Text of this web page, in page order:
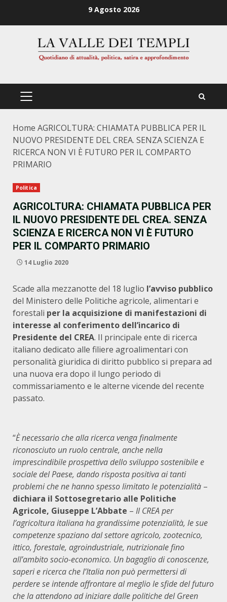
9 Agosto 2026
PRIMÄRES
Home AGRICOLTURA: CHIAMATA PUBBLICA PER IL
NUOVO PRESIDENTE DEL CREA. SENZA SCIENZA E
RICERCA NON VI È FUTURO PER IL COMPARTO
PRIMARIO
Politica
AGRICOLTURA: CHIAMATA PUBBLICA PER
IL NUOVO PRESIDENTE DEL CREA. SENZA
SCIENZA E RICERCA NON VI È FUTURO
PER IL COMPARTO PRIMARIO
14 Luglio 2020
Scade alla mezzanotte del 18 luglio l’avviso pubblico
del Ministero delle Politiche agricole, alimentari e
forestali per la acquisizione di manifestazioni di
interesse al conferimento dell’incarico di
Presidente del CREA. Il principale ente di ricerca
italiano dedicato alle filiere agroalimentari con
personalità giuridica di diritto pubblico si prepara ad
una nuova era dopo il lungo periodo di
commissariamento e le alterne vicende del recente
passato.
“È necessario che alla ricerca venga finalmente
riconosciuto un ruolo centrale, anche nella
imprescindibile prospettiva dello sviluppo sostenibile e
sociale del Paese, dando risposta positiva ai tanti
problemi che ne hanno spesso limitato le potenzialità –
dichiara il Sottosegretario alle Politiche
Agricole, Giuseppe L’Abbate – Il CREA per
l’agricoltura italiana ha grandissime potenzialità, le sue
competenze spaziano dal settore agricolo, zootecnico,
ittico, forestale, agroindustriale, nutrizionale fino
all’ambito socio-economico. Un bagaglio di conoscenze,
saperi e ricerca che l’Italia non può permettersi di
perdere se intende affrontare al meglio le sfide del futuro
che la attendono ad iniziare dalle politiche del Green